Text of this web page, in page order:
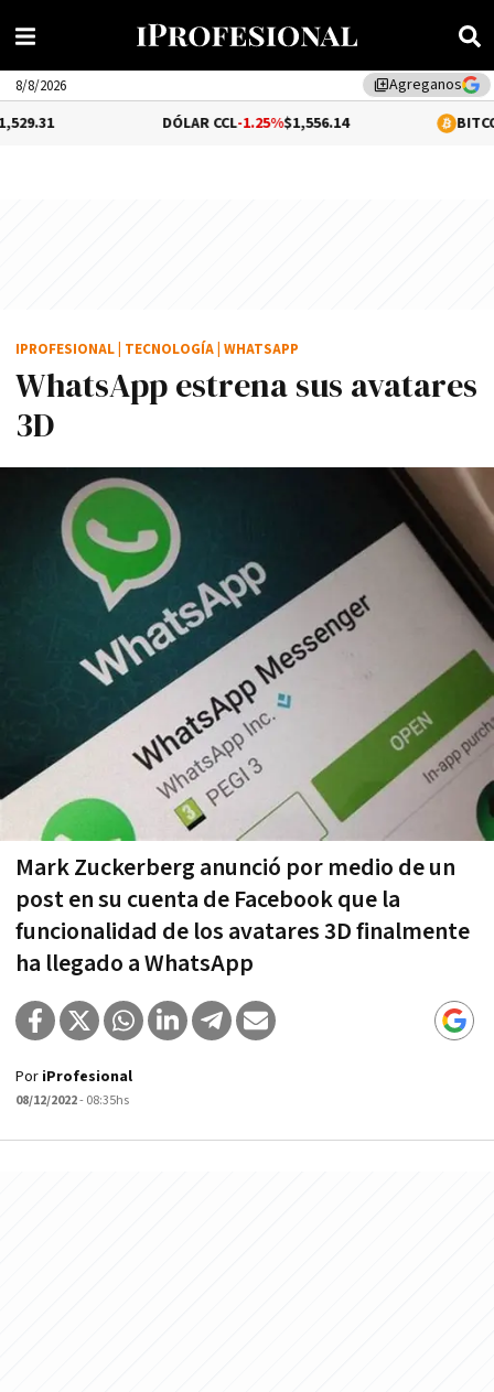
library_addAgreganos
8/8/2026
-1.25%$1,556.14 0.01%
WhatsApp estrena sus avatares
3D
Mark Zuckerberg anunció por medio de un
post en su cuenta de Facebook que la
funcionalidad de los avatares 3D finalmente
ha llegado a WhatsApp
IPROFESIONAL TECNOLOGÍA WHATSAPP
Por iProfesional
08/12/2022- 08:35hs